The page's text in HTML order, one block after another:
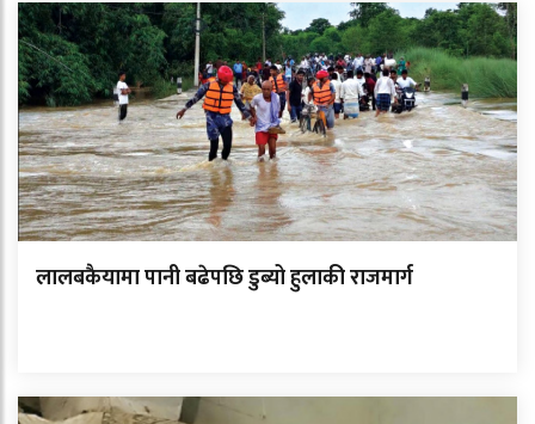
लालबकैयामा पानी बढेपछि डुब्यो हुलाकी राजमार्ग